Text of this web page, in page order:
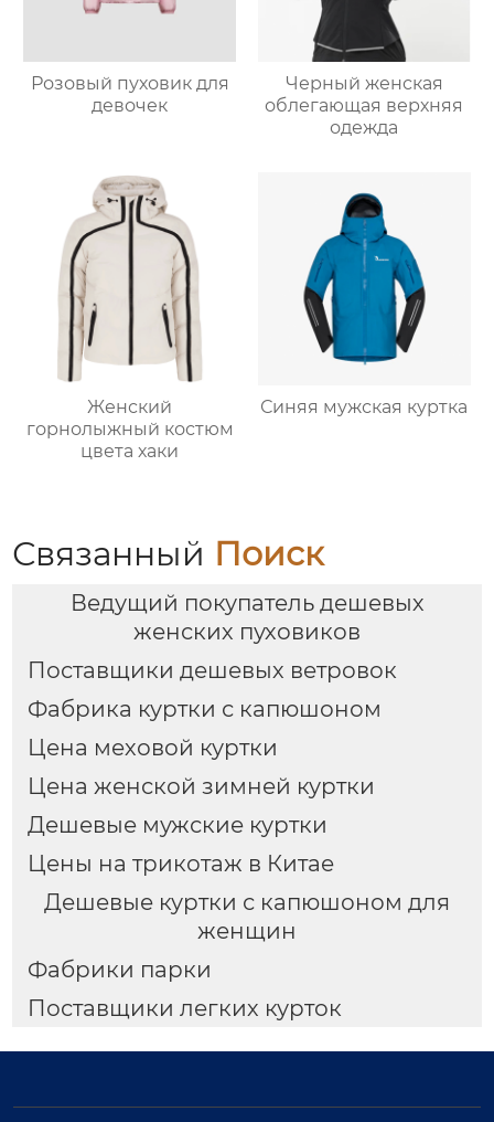
Розовый пуховик для
девочек
Черный женская
облегающая верхняя
одежда
Женский
горнолыжный костюм
цвета хаки
Синяя мужская куртка
Связанный Поиск
Ведущий покупатель дешевых
женских пуховиков
Поставщики дешевых ветровок
Фабрика куртки с капюшоном
Цена меховой куртки
Цена женской зимней куртки
Дешевые мужские куртки
Цены на трикотаж в Китае
Дешевые куртки с капюшоном для
женщин
Фабрики парки
Поставщики легких курток